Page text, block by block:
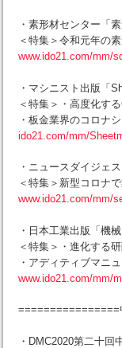
・素形材センター「
＜特集＞令和元年の
www.ido21.com/mm/
・マシニスト出版「
＜特集＞・高度化す
・板金業界のコロナ
ido21.com/mm/
・ニュースダイジェ
＜特集＞新型コロナ
www.ido21.com/mm/
・日本工業出版「機
＜特集＞・進化する
・アディティブマニ
www.ido21.com/mm/
================
・DMC2020第二十回